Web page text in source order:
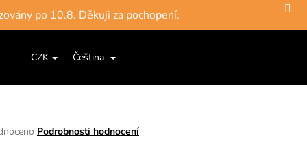
po 10.8. Děkuji za pochopení.
a šňůry Jigové hlavičky, háčky
CZK Čeština
Přihlášení
košík
Podrobnosti hodnocení